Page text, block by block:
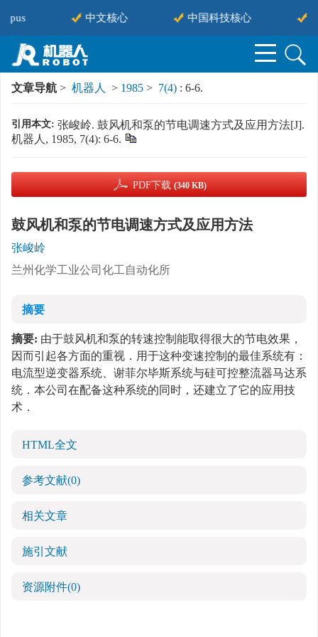
中文核心 中国科技核心
文章导航 > 机器人 > 1985 > 7(4) : 6-6.
引用本文: 张峻岭. 鼓风机和泵的节电调速方式及应用方法[J].
机器人, 1985, 7(4): 6-6.
PDF下载 (340 KB)
鼓风机和泵的节电调速方式及应用方法
张峻岭
兰州化学工业公司化工自动化所
摘要
摘要: 由于鼓风机和泵的转速控制能取得很大的节电效果，
因而引起各方面的重视．用于这种变速控制的最佳系统有：
电流型逆变器系统、谢菲尔毕斯系统与硅可控整流器马达系
统．本公司在配备这种系统的同时，还建立了它的应用技
术．
HTML全文
参考文献(0)
相关文章
施引文献
资源附件(0)